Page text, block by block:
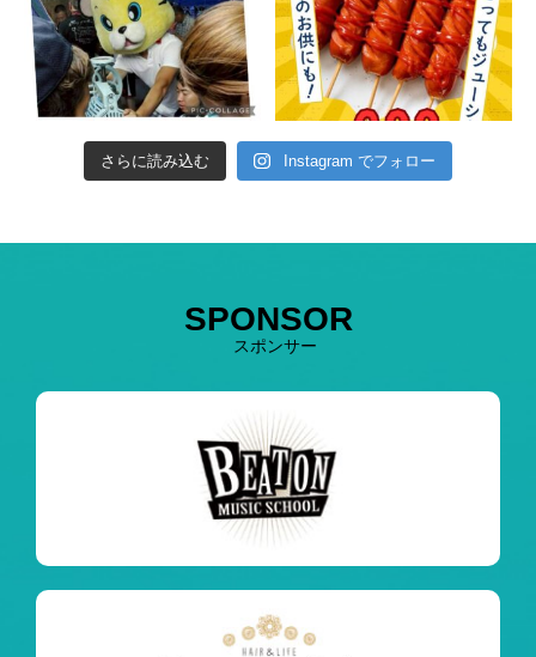
さらに読み込む Instagram でフォロー
SPONSOR
スポンサー